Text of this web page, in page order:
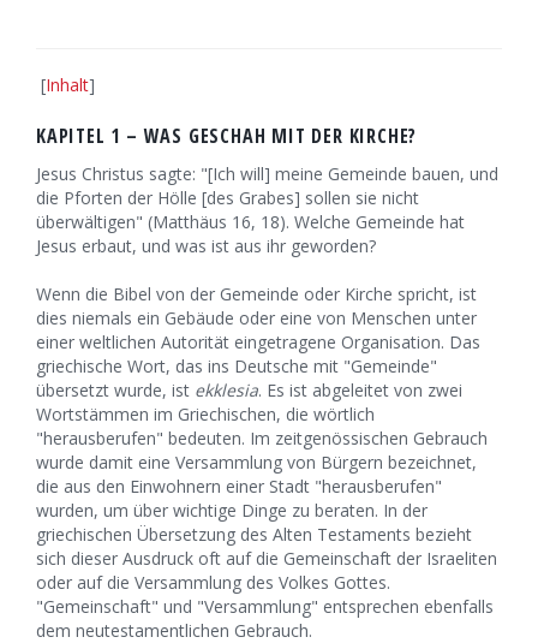
[Inhalt]
KAPITEL 1 – WAS GESCHAH MIT DER KIRCHE?
Jesus Christus sagte: "[Ich will] meine Gemeinde bauen, und
die Pforten der Hölle [des Grabes] sollen sie nicht
überwältigen" (Matthäus 16, 18). Welche Gemeinde hat
Jesus erbaut, und was ist aus ihr geworden?
Wenn die Bibel von der Gemeinde oder Kirche spricht, ist
dies niemals ein Gebäude oder eine von Menschen unter
einer weltlichen Autorität eingetragene Organisation. Das
griechische Wort, das ins Deutsche mit "Gemeinde"
übersetzt wurde, ist ekklesia. Es ist abgeleitet von zwei
Wortstämmen im Griechischen, die wörtlich
"herausberufen" bedeuten. Im zeitgenössischen Gebrauch
wurde damit eine Versammlung von Bürgern bezeichnet,
die aus den Einwohnern einer Stadt "herausberufen"
wurden, um über wichtige Dinge zu beraten. In der
griechischen Übersetzung des Alten Testaments bezieht
sich dieser Ausdruck oft auf die Gemeinschaft der Israeliten
oder auf die Versammlung des Volkes Gottes.
"Gemeinschaft" und "Versammlung" entsprechen ebenfalls
dem neutestamentlichen Gebrauch.